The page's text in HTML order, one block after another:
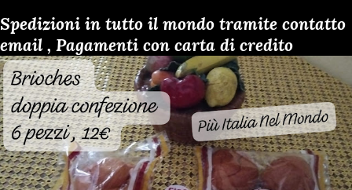
Spedizioni in tutto il mondo tramite contatto
email , Pagamenti con carta di credito